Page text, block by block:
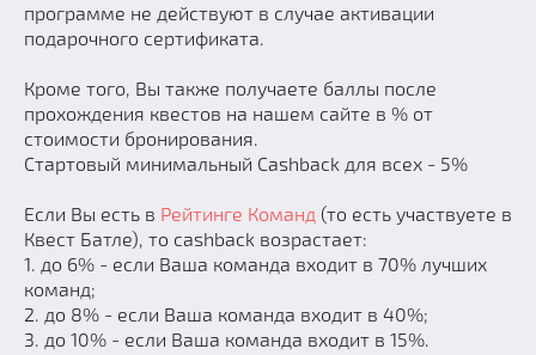
программе не действуют в случае активации
подарочного сертификата.
Кроме того, Вы также получаете баллы после
прохождения квестов на нашем сайте в % от
стоимости бронирования.
Стартовый минимальный Cashback для всех - 5%
Если Вы есть в Рейтинге Команд (то есть участвуете в
Квест Батле), то cashback возрастает:
1. до 6% - если Ваша команда входит в 70% лучших
команд;
2. до 8% - если Ваша команда входит в 40%;
3. до 10% - если Ваша команда входит в 15%.